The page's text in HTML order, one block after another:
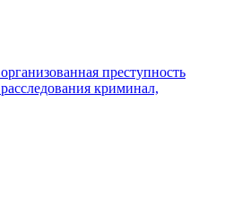
организованная преступность
расследования криминал,